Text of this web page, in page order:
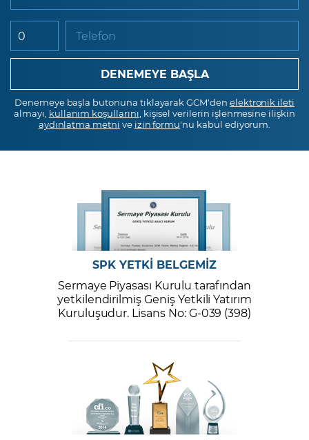
Telefon
Denemeye başla butonuna tıklayarak GCM'den elektronik ileti
almayı, kullanım koşullarını , kişisel verilerin işlenmesine ilişkin
aydınlatma metni ve izin formu'nu kabul ediyorum.
SPK YETKİ BELGEMİZ
Sermaye Piyasası Kurulu tarafından
yetkilendirilmiş Geniş Yetkili Yatırım
Kuruluşudur. Lisans No: G-039 (398)